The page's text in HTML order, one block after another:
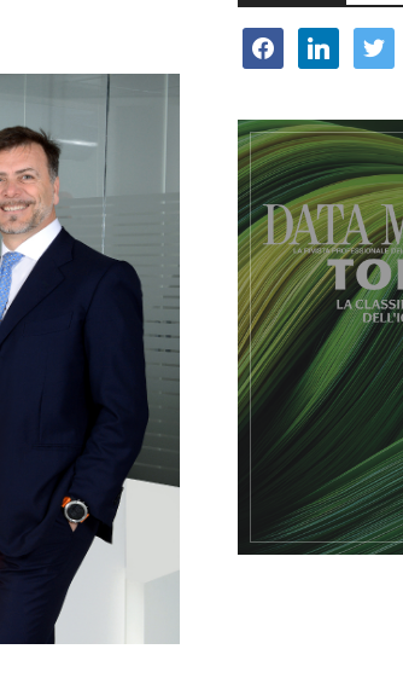
facebooklinkedin twitter